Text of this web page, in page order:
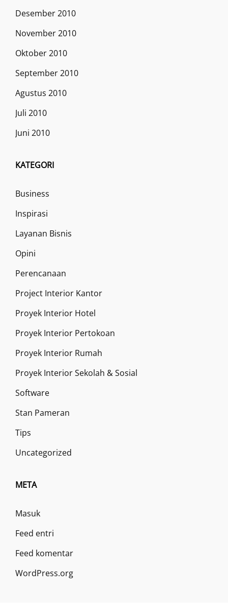
Desember 2010
November 2010
Oktober 2010
September 2010
Agustus 2010
Juli 2010
Juni 2010
KATEGORI
Business
Inspirasi
Layanan Bisnis
Opini
Perencanaan
Project Interior Kantor
Proyek Interior Hotel
Proyek Interior Pertokoan
Proyek Interior Rumah
Proyek Interior Sekolah & Sosial
Software
Stan Pameran
Tips
Uncategorized
META
Masuk
Feed entri
Feed komentar
WordPress.org